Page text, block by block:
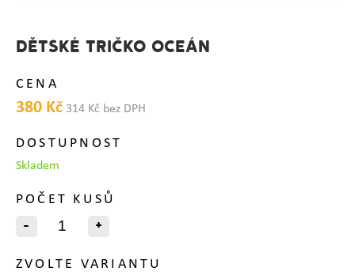
DĚTSKÉ TRIČKO OCEÁN
CENA
380 Kč 314 Kč bez DPH
DOSTUPNOST
Skladem
POČET KUSŮ
-
+
ZVOLTE VARIANTU